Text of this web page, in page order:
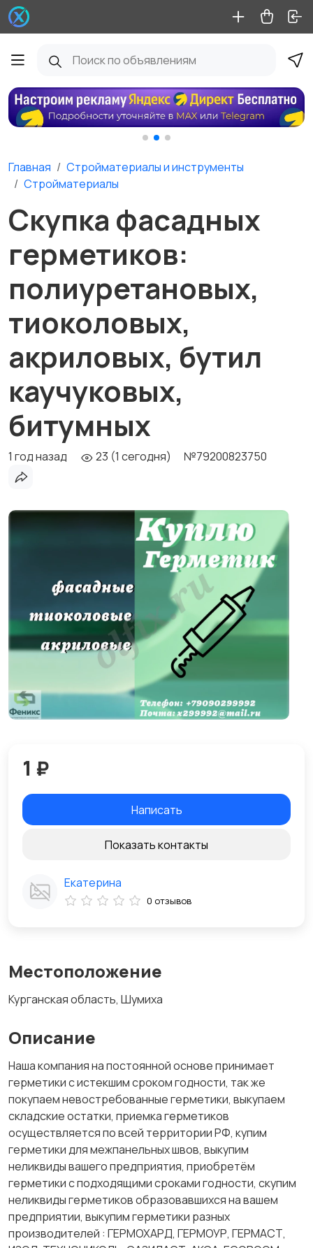
Главная
Стройматериалы и инструменты
Стройматериалы
Скупка фасадных
герметиков:
полиуретановых,
тиоколовых,
акриловых, бутил
каучуковых,
битумных
1 год назад 23 (1 сегодня) №79200823750
Местоположение
Курганская область, Шумиха
Описание
Наша компания на постоянной основе принимает
герметики с истекшим сроком годности, так же
покупаем невостребованные герметики, выкупаем
складские остатки, приемка герметиков
осуществляется по всей территории РФ, купим
герметики для межпанельных швов, выкупим
неликвиды вашего предприятия, приобретём
герметики с подходящими сроками годности, скупим
неликвиды герметиков образовавшихся на вашем
предприятии, выкупим герметики разных
производителей : ГЕРМОХАРД, ГЕРМОУР, ГЕРМАСТ,
1 ₽
Написать
Показать контакты
Екатерина
0 отзывов